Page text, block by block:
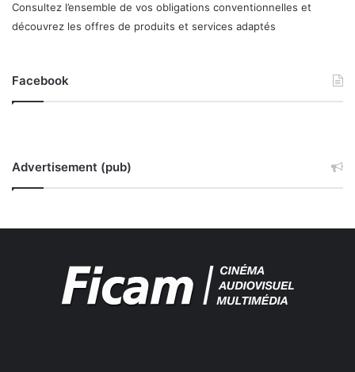
Consultez l’ensemble de vos obligations conventionnelles et
découvrez les offres de produits et services adaptés
Facebook
Advertisement (pub)